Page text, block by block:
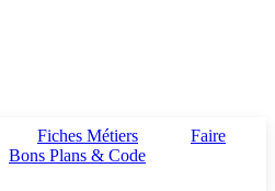
Fiches Métiers
Faire
Bons Plans & Code